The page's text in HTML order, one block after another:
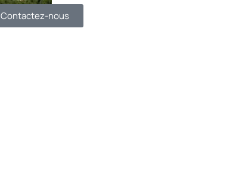
Contactez-nous